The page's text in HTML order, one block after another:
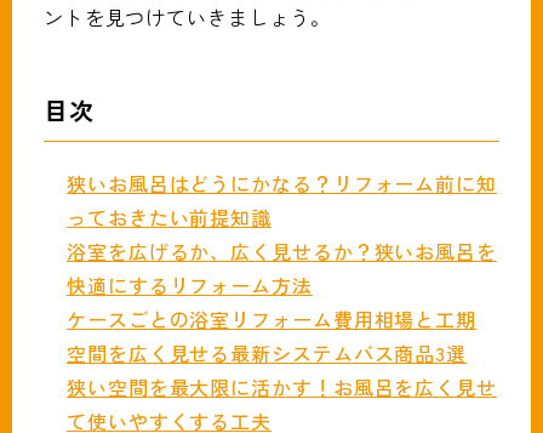
ントを見つけていきましょう。
目次
狭いお風呂はどうにかなる？リフォーム前に知
っておきたい前提知識
浴室を広げるか、広く見せるか？狭いお風呂を
快適にするリフォーム方法
ケースごとの浴室リフォーム費用相場と工期
空間を広く見せる最新システムバス商品3選
狭い空間を最大限に活かす！お風呂を広く見せ
て使いやすくする工夫